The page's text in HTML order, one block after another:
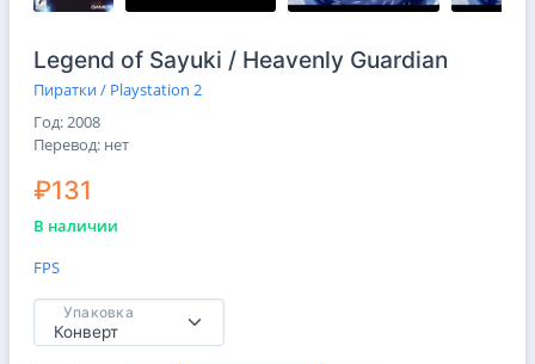
Legend of Sayuki / Heavenly Guardian
Пиратки / Playstation 2
Год: 2008
Перевод: нет
₽131
В наличии
FPS
Упаковка